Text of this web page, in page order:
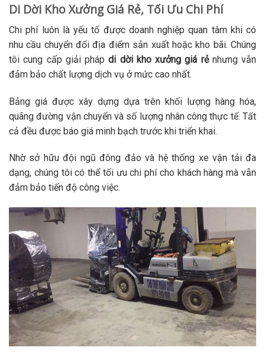
Di Dời Kho Xưởng Giá Rẻ, Tối Ưu Chi Phí
Chi phí luôn là yếu tố được doanh nghiệp quan tâm khi có
nhu cầu chuyển đổi địa điểm sản xuất hoặc kho bãi. Chúng
tôi cung cấp giải phápdi dời kho xưởng giá rẻnhưng vẫn
đảm bảo chất lượng dịch vụ ở mức cao nhất.
Bảng giá được xây dựng dựa trên khối lượng hàng hóa,
quãng đường vận chuyển và số lượng nhân công thực tế. Tất
cả đều được báo giá minh bạch trước khi triển khai.
Nhờ sở hữu đội ngũ đông đảo và hệ thống xe vận tải đa
dạng, chúng tôi có thể tối ưu chi phí cho khách hàng mà vẫn
đảm bảo tiến độ công việc.